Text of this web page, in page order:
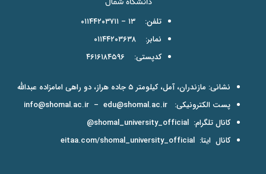
تلفن: ۱۳ – ۰۱۱۴۴۲۰۳۷۱۱
نمابر: ۰۱۱۴۴۲۰۳۶۳۸
کدپستی: ۴۶۱۶۱۸۴۵۹۶
نشانی: مازندران، آمل، کیلومتر ۵ جاده هراز، دو راهی امامزاده عبدالله
پست الکترونیکی:
info@shomal.ac.ir – edu@shomal.ac.ir
کانال تلگرام: shomal_university_official@
کانال ایتا: eitaa.com/shomal_university_official